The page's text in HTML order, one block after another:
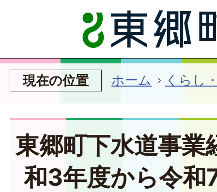
現在の位置 ホーム くらし
東郷町下水道事業
和3年度から令和